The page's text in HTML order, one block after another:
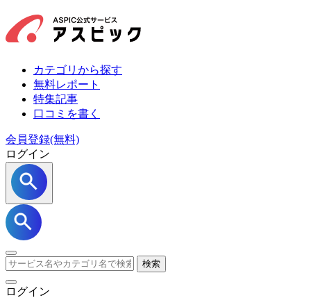
カテゴリから探す
無料レポート
特集記事
口コミを書く
会員登録(無料)
ログイン
検索
ログイン